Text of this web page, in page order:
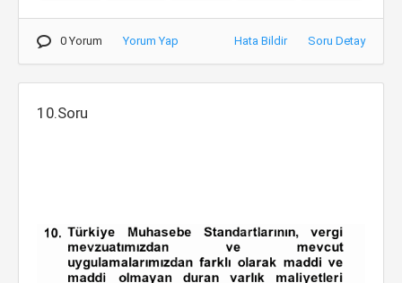
0 Yorum Yorum Yap Hata Bildir Soru Detay
10.Soru